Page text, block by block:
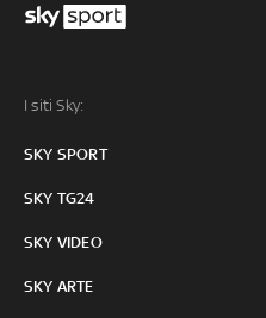
I siti Sky:
SKY SPORT
SKY TG24
SKY VIDEO
SKY ARTE